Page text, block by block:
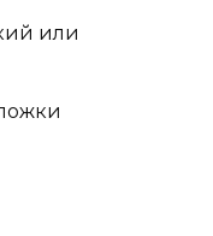
или